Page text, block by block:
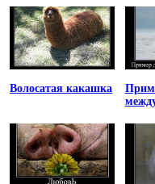
Волосатая какашка